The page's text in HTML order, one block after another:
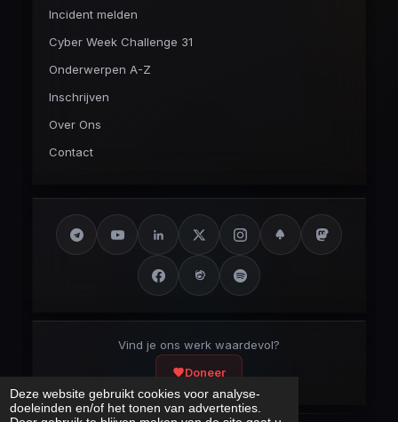
Deze website gebruikt cookies voor analyse-
doeleinden en/of het tonen van advertenties.
Incident melden
Cyber Week Challenge 31
Onderwerpen A-Z
Inschrijven
Over Ons
Contact
Vind je ons werk waardevol?
Doneer